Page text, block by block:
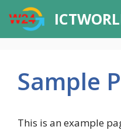
content
Sample
This is an example